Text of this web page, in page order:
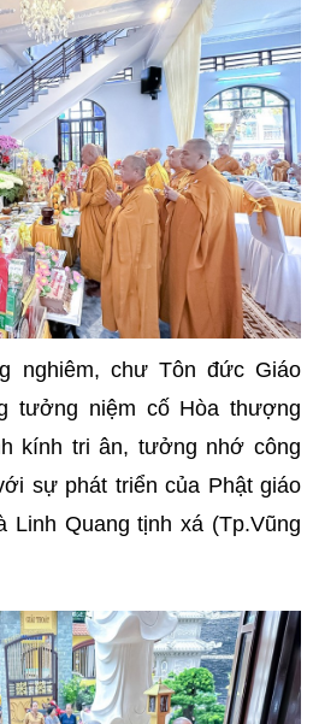
nghiêm, chư Tôn đức Giáo
tưởng niệm cố Hòa thượng
kính tri ân, tưởng nhớ công
sự phát triển của Phật giáo
Linh Quang tịnh xá (Tp.Vũng